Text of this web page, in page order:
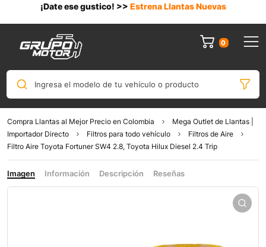
¡Date ese gustico! >> Estrena Llantas Nuevas
0
Ingresa el modelo de tu vehículo o producto
Compra Llantas al Mejor Precio en Colombia
Mega Outlet de Llantas |
Importador Directo
Filtros para todo vehículo
Filtros de Aire
Filtro Aire Toyota Fortuner SW4 2.8, Toyota Hilux Diesel 2.4 Trip
Imagen Información Descripción Reseñas